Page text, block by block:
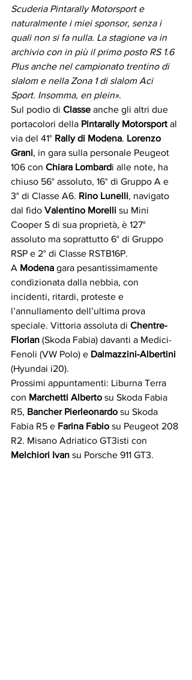
Scuderia Pintarally Motorsport e
naturalmente i miei sponsor, senza i
quali non si fa nulla. La stagione va in
archivio con in più il primo posto RS 1.6
Plus anche nel campionato trentino di
slalom e nella Zona 1 di slalom Aci
Sport. Insomma, en plein».
Sul podio di Classe anche gli altri due
portacolori della Pintarally Motorsport al
via del 41° Rally di Modena. Lorenzo
Grani, in gara sulla personale Peugeot
106 con Chiara Lombardi alle note, ha
chiuso 56° assoluto, 16° di Gruppo A e
3° di Classe A6. Rino Lunelli, navigato
dal fido Valentino Morelli su Mini
Cooper S di sua proprietà, è 127°
assoluto ma soprattutto 6° di Gruppo
RSP e 2° di Classe RSTB16P.
A Modena gara pesantissimamente
condizionata dalla nebbia, con
incidenti, ritardi, proteste e
l’annullamento dell’ultima prova
speciale. Vittoria assoluta di Chentre-
Florian (Skoda Fabia) davanti a Medici-
Fenoli (VW Polo) e Dalmazzini-Albertini
(Hyundai i20).
Prossimi appuntamenti: Liburna Terra
con Marchetti Alberto su Skoda Fabia
R5, Bancher Pierleonardo su Skoda
Fabia R5 e Farina Fabio su Peugeot 208
R2. Misano Adriatico GT3isti con
Melchiori Ivan su Porsche 911 GT3.